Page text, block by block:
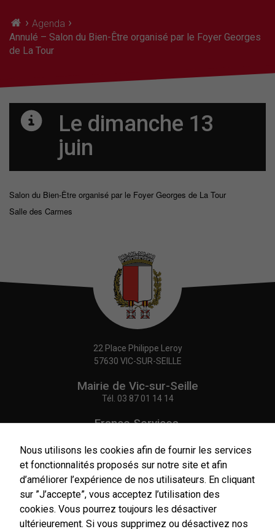
› Agenda ›
Annulé – Salon du Bien-Être organisé par le Foyer Georges
de La Tour
Le dimanche 13
juin
Salon du Bien-Être organisé par le Foyer Georges de La Tour
Salle des Carmes
22 Place Philippe Leroy
57630 VIC-SUR-SEILLE
Mairie de Vic-sur-Seille
Tél. 03 87 01 14 14
France Services,
Tél.03 87 86 41 48
NOUS CONTACTER
Nous utilisons les cookies afin de fournir les services
et fonctionnalités proposés sur notre site et afin
d’améliorer l’expérience de nos utilisateurs. En cliquant
sur ”J’accepte”, vous acceptez l’utilisation des
cookies. Vous pourrez toujours les désactiver
ultérieurement. Si vous supprimez ou désactivez nos